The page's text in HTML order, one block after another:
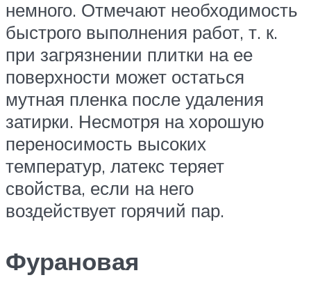
немного. Отмечают необходимость
быстрого выполнения работ, т. к.
при загрязнении плитки на ее
поверхности может остаться
мутная пленка после удаления
затирки. Несмотря на хорошую
переносимость высоких
температур, латекс теряет
свойства, если на него
воздействует горячий пар.
Фурановая